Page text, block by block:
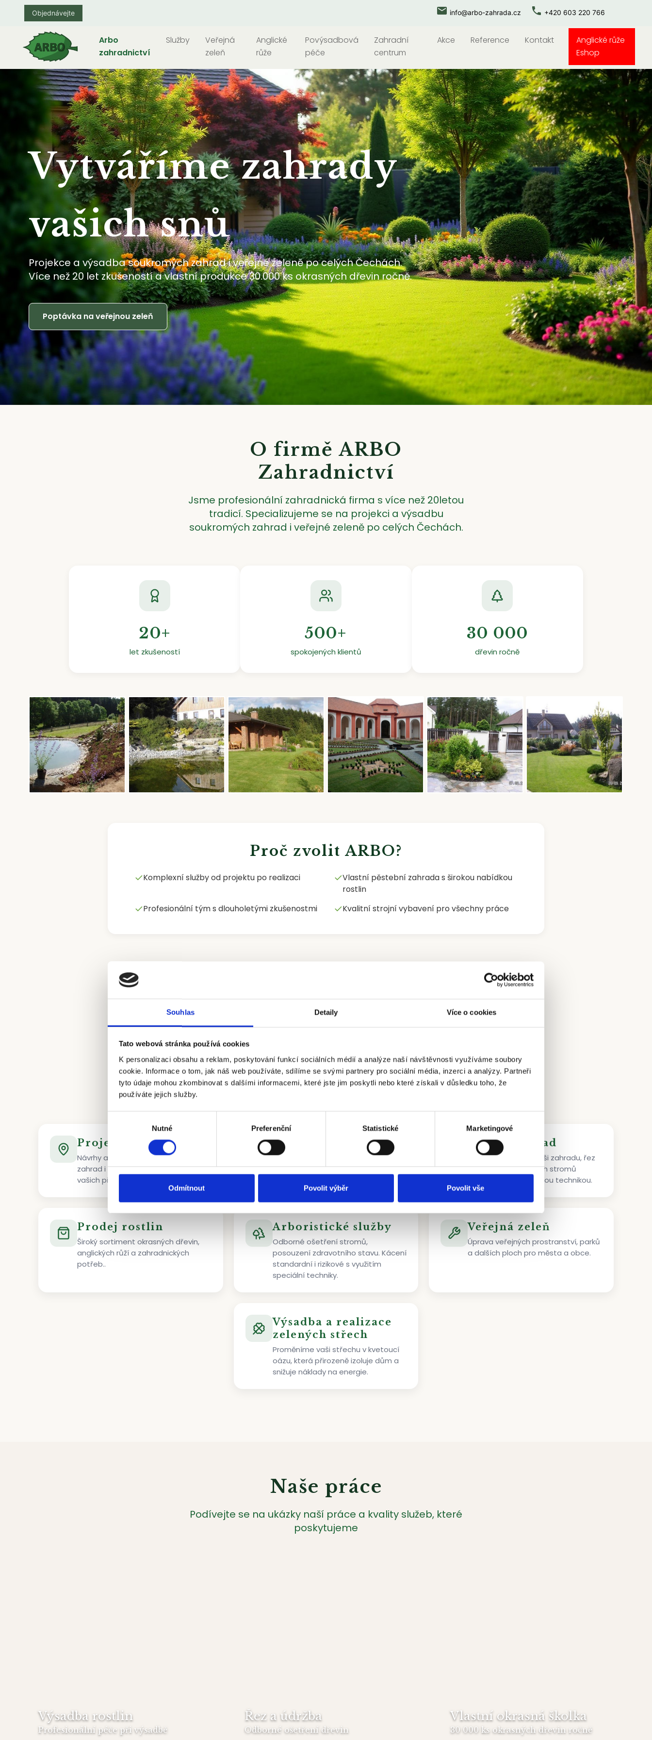
Souhlas Detaily Více o cookies
Tato webová stránka používá cookies
K personalizaci obsahu a reklam, poskytování funkcí sociálních médií a analýze naší návštěvnosti využíváme soubory
cookie. Informace o tom, jak náš web používáte, sdílíme se svými partnery pro sociální média, inzerci a analýzy. Partneři
tyto údaje mohou zkombinovat s dalšími informacemi, které jste jim poskytli nebo které získali v důsledku toho, že
používáte jejich služby.
Nutné Preferenční Statistické Marketingové
Odmítnout Povolit výběr Povolit vše
Arbo
zahradnictví
Služby
Veřejná
zeleň
Anglické
růže
Povýsadbová
péče
Zahradní
centrum
Akce Reference Kontakt
Anglické růže
Eshop
Vytváříme zahrady
vašich snů
Projekce a výsadba soukromých zahrad i veřejné zeleně po celých Čechách.
Více než 20 let zkušeností a vlastní produkce 30.000 ks okrasných dřevin ročně.
Poptávka na veřejnou zeleň
O firmě ARBO
Zahradnictví
Jsme profesionální zahradnická firma s více než 20letou
tradicí. Specializujeme se na projekci a výsadbu
soukromých zahrad i veřejné zeleně po celých Čechách.
20+
let zkušeností
500+
spokojených klientů
30 000
dřevin ročně
Proč zvolit ARBO?
✓Komplexní služby od projektu po realizaci ✓Vlastní pěstební zahrada s širokou nabídkou
rostlin
✓Profesionální tým s dlouholetými zkušenostmi ✓Kvalitní strojní vybavení pro všechny práce
Naše služby
Poskytujeme kompletní péči o vaši zahradu – od návrhu
až po pravidelnou údržbu
Projekce zahrad
Návrhy a projekty soukromých
zahrad i veřejné zeleně přesně podle
vašich představ.
Výsadba a realizace
Komplexní realizace zahrad včetně
mlatových cest, doplňků a
Údržba zahrad
Pravidelná péče o vaši zahradu, řez
ovocných a okrasných stromů
klasickou i horolezeckou technikou.
Prodej rostlin
Široký sortiment okrasných dřevin,
anglických růží a zahradnických
potřeb..
Arboristické služby
Odborné ošetření stromů,
posouzení zdravotního stavu. Kácení
standardní i rizikové s využitím
speciální techniky.
Veřejná zeleň
Úprava veřejných prostranství, parků
a dalších ploch pro města a obce.
Výsadba a realizace
zelených střech
Proměníme vaši střechu v kvetoucí
oázu, která přirozeně izoluje dům a
snižuje náklady na energie.
Naše práce
Podívejte se na ukázky naší práce a kvality služeb, které
poskytujeme
Výsadba rostlin
Profesionální péče při výsadbě
Řez a údržba
Odborné ošetření dřevin
Vlastní okrasná školka
30 000 ks okrasných dřevin ročně
Objednávejte local_post_office info@arbo-zahrada.cz phone +420 603 220 766